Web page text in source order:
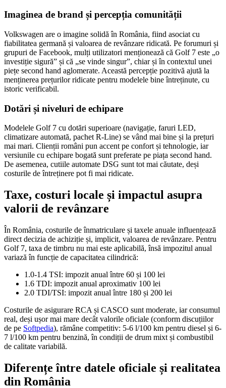
Imaginea de brand și percepția comunității
Volkswagen are o imagine solidă în România, fiind asociat cu
fiabilitatea germană și valoarea de revânzare ridicată. Pe forumuri și
grupuri de Facebook, mulți utilizatori menționează că Golf 7 este „o
investiție sigură” și că „se vinde singur”, chiar și în contextul unei
piețe second hand aglomerate. Această percepție pozitivă ajută la
menținerea prețurilor ridicate pentru modelele bine întreținute, cu
istoric verificabil.
Dotări și niveluri de echipare
Modelele Golf 7 cu dotări superioare (navigație, faruri LED,
climatizare automată, pachet R-Line) se vând mai bine și la prețuri
mai mari. Clienții români pun accent pe confort și tehnologie, iar
versiunile cu echipare bogată sunt preferate pe piața second hand.
De asemenea, cutiile automate DSG sunt tot mai căutate, deși
costurile de întreținere pot fi mai ridicate.
Taxe, costuri locale și impactul asupra
valorii de revânzare
În România, costurile de înmatriculare și taxele anuale influențează
direct decizia de achiziție și, implicit, valoarea de revânzare. Pentru
Golf 7, taxa de timbru nu mai este aplicabilă, însă impozitul anual
variază în funcție de capacitatea cilindrică:
1.0-1.4 TSI: impozit anual între 60 și 100 lei
1.6 TDI: impozit anual aproximativ 100 lei
2.0 TDI/TSI: impozit anual între 180 și 200 lei
Costurile de asigurare RCA și CASCO sunt moderate, iar consumul
real, deși ușor mai mare decât valorile oficiale (conform discuțiilor
de pe Softpedia), rămâne competitiv: 5-6 l/100 km pentru diesel și 6-
7 l/100 km pentru benzină, în condiții de drum mixt și combustibil
de calitate variabilă.
Diferențe între datele oficiale și realitatea
din România